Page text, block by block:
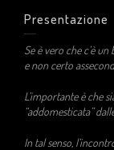
Presentazione
Se è vero che c’è
e non certo
L’importante è che
“addomesticata”
In tal senso,